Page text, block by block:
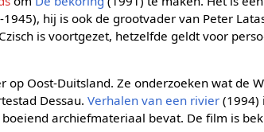
hij is ook de grootvader van Peter
is voortgezet, hetzelfde geldt voor
Oost-Duitsland. Ze onderzoeken wat de
Dessau.Verhalen van een rivier (1994)
archiefmateriaal bevat. De film is